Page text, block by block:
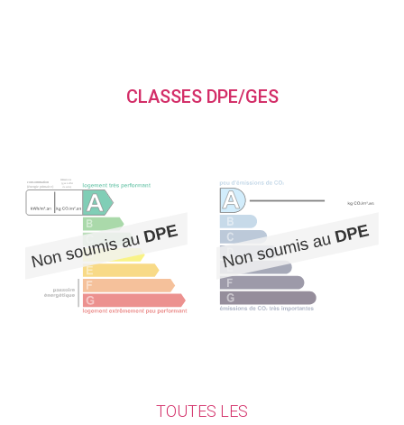
CLASSES DPE/GES
TOUTES LES